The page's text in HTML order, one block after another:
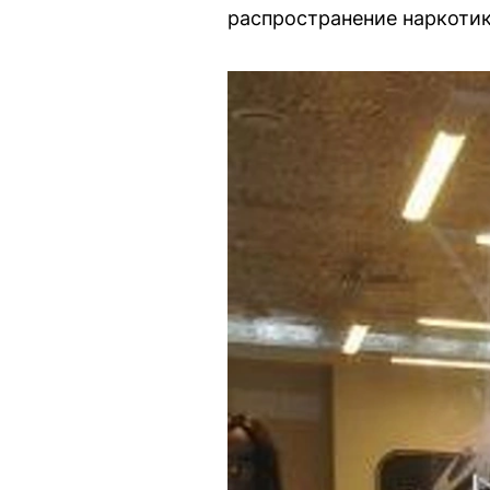
распространение